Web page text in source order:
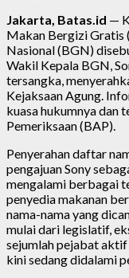
Jakarta, Batas.id —
Makan Bergizi Gratis
Nasional (BGN)
Wakil Kepala BGN,
tersangka,
Kejaksaan Agung.
kuasa hukumnya dan
Pemeriksaan (BAP).
Penyerahan daftar
pengajuan Sony
mengalami berbagai
penyedia makanan
nama-nama yang
mulai dari legislatif,
sejumlah pejabat
kini sedang didalami